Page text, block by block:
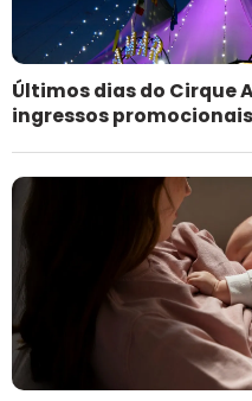
Últimos dias do Cirque
ingressos